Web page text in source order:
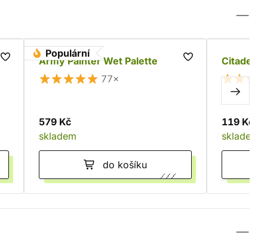
Populární
Army Painter Wet Palette
77×
579 Kč
skladem
do košíku
Citadel
119 Kč
skladem